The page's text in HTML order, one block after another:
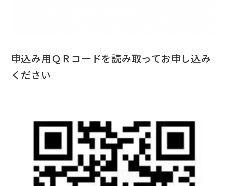
申込み用ＱＲコードを読み取ってお申し込み
ください